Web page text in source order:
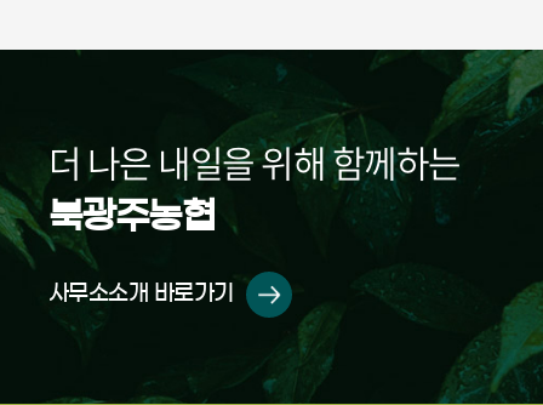
더 나은 내일을 위해 함께하는
북광주농협
사무소소개 바로가기